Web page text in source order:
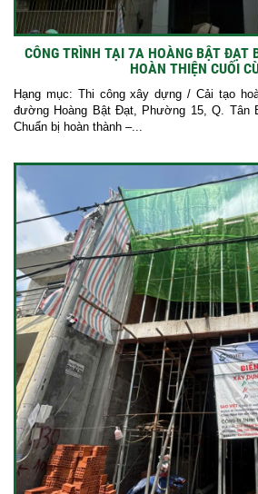
CÔNG TRÌNH TẠI 7A HOÀNG BẬT ĐẠT
HOÀN THIỆN CUỐI
Hạng mục: Thi công xây dựng / Cải tạo
đường Hoàng Bật Đạt, Phường 15, Q. Tân
Chuẩn bị hoàn thành –...